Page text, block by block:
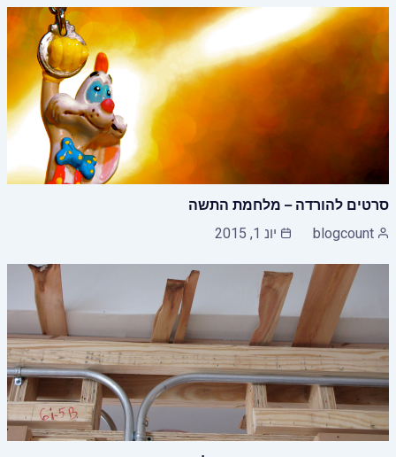
סרטים להורדה – מלחמת התשה
blogcount יונ 1, 2015